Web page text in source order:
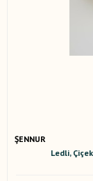
ŞENNUR
Ledli,